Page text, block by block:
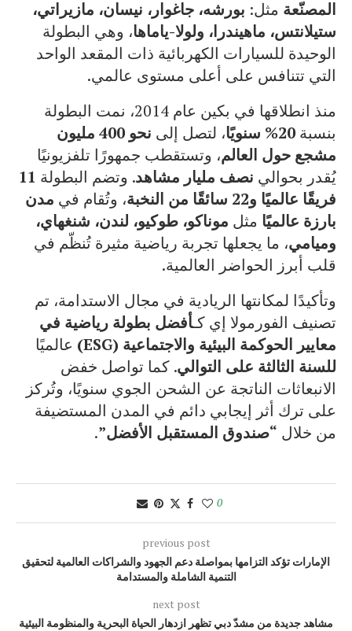
المصنّعة مثل: بورشه، جاغوار، نيسان، مازيراتي،
ستيلانتس، ماهيندرا، ولولا-ياماها، وهي البطولة
الوحيدة للسيارات الكهربائية ذات المقعد الواحد
التي تتنافس على أعلى مستوى عالمي.
منذ انطلاقها في بكين عام 2014، نمت البطولة
بنسبة 20% سنويًا ، لتصل إلى
نحو 400 مليون
مشجع حول العالم، وتستقطب جمهورًا تلفزيونيًا
يُقدر بحوالي نصف مليار مشاهد. وتضم البطولة 11
فريقًا عالميًا و22 سائقًا من النخبة
، وتُقام في مدن
بارزة عالميًا مثل موناكو، طوكيو، لندن، شنغهاي،
وميامي، ما يجعلها تجربة رياضية مثيرة تُنظّم في
قلب أبرز الحواضر العالمية.
وتأكيدًا لمكانتها الريادية في مجال الاستدامة، تم
تصنيف الفورمولا إي كـأفضل بطولة رياضية في
معايير الحوكمة البيئية والاجتماعية (ESG)
عالميًا
للسنة الثالثة على التوالي. كما تواصل خفض
الانبعاثات الناتجة عن الشحن الجوي سنويًا، وتُركز
على ترك أثر إيجابي دائم في المدن المستضيفة
من خلال “صندوق المستقبل الأفضل”.
0
previous post
الإمارات تؤكد التزامها بمواصلة دعم الجهود والشراكات العالمية لتحقيق
التنمية الشاملة والمستدامة
next post
مشاهد جديدة من مشدّ دبي تظهر ازدهار الحياة البحرية والمنظومة البيئية